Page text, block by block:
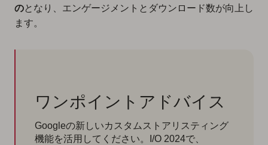
のとなり、エンゲージメントとダウンロード数が向上し
ます。
ワンポイントアドバイス
Googleの新しいカスタムストアリスティング
機能を活用してください。I/O 2024で、